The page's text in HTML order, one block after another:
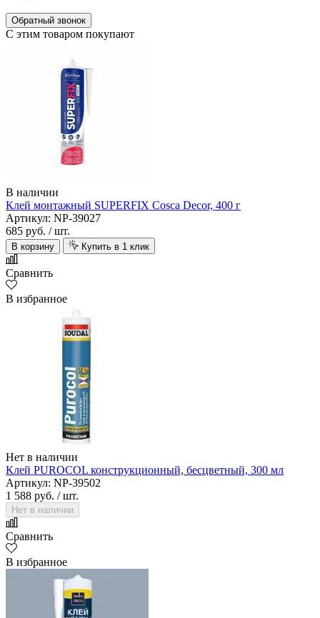
Обратный звонок
С этим товаром покупают
В наличии
Клей монтажный SUPERFIX Cosca Decor, 400 г
Артикул: NP-39027
685 руб. / шт.
В корзину Купить в 1 клик
Сравнить
В избранное
Нет в наличии
Клей PUROCOL конструкционный, бесцветный, 300 мл
Артикул: NP-39502
1 588 руб. / шт.
Нет в наличии
Сравнить
В избранное